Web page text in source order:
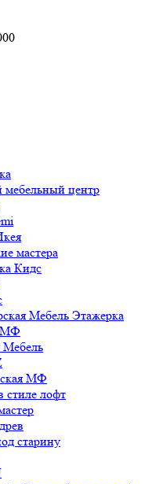
центр
мастера
Кидс
Мебель Этажерка
МФ
МФ
стиле лофт
старину